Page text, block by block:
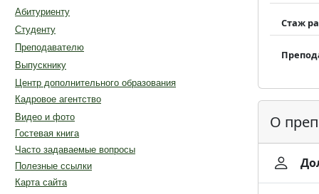
Абитуриенту
Студенту
Преподавателю
Выпускнику
Центр дополнительного образования
Кадровое агентство
Видео и фото
Гостевая книга
Часто задаваемые вопросы
Полезные ссылки
Карта сайта
Стаж
О